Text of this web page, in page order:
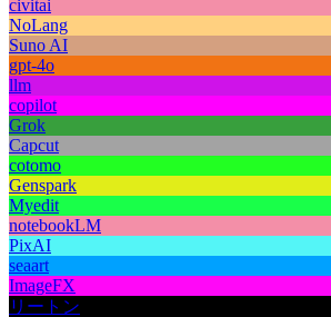
civitai
NoLang
Suno AI
gpt-4o
llm
copilot
Grok
Capcut
cotomo
Genspark
Myedit
notebookLM
PixAI
seaart
ImageFX
リートン